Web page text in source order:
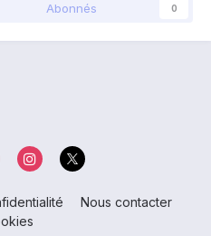
Abonnés 0
Nous contacter